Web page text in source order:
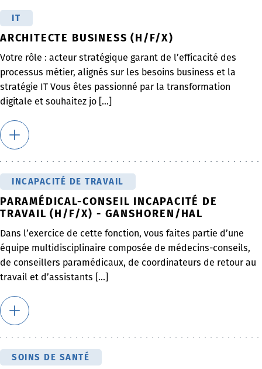
IT
ARCHITECTE BUSINESS (H/F/X)
Votre rôle : acteur stratégique garant de l’efficacité des
processus métier, alignés sur les besoins business et la
stratégie IT Vous êtes passionné par la transformation
digitale et souhaitez jo [...]
INCAPACITÉ DE TRAVAIL
PARAMÉDICAL-CONSEIL INCAPACITÉ DE
TRAVAIL (H/F/X) - GANSHOREN/HAL
Dans l’exercice de cette fonction, vous faites partie d’une
équipe multidisciplinaire composée de médecins-conseils,
de conseillers paramédicaux, de coordinateurs de retour au
travail et d’assistants [...]
SOINS DE SANTÉ